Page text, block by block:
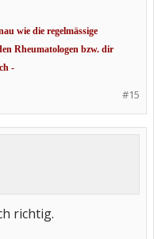
wie die regelmässige
Rheumatologen bzw. dir
-
#15
richtig.